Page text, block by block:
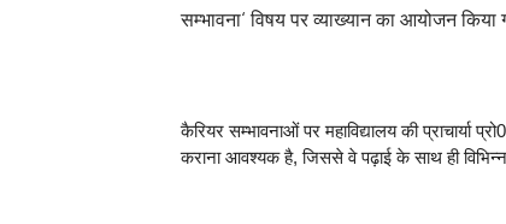
सम्भावना‘ विषय पर व्याख्यान का आयोजन किया
कैरियर सम्भावनाओं पर महाविद्यालय की प्राचार्या
कराना आवश्यक है, जिससे वे पढ़ाई के साथ ही